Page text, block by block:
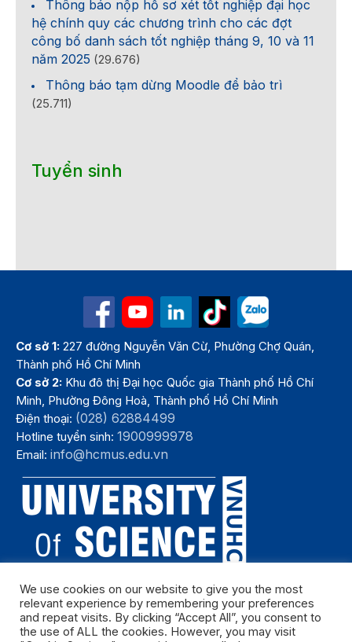
Thông báo nộp hồ sơ xét tốt nghiệp đại học
hệ chính quy các chương trình cho các đợt
công bố danh sách tốt nghiệp tháng 9, 10 và 11
năm 2025 (29.676)
Thông báo tạm dừng Moodle để bảo trì
(25.711)
Tuyển sinh
Cơ sở 1: 227 đường Nguyễn Văn Cừ, Phường Chợ Quán,
Thành phố Hồ Chí Minh
Cơ sở 2: Khu đô thị Đại học Quốc gia Thành phố Hồ Chí
Minh, Phường Đông Hoà, Thành phố Hồ Chí Minh
Điện thoại: (028) 62884499
Hotline tuyển sinh:1900999978
Email:info@hcmus.edu.vn
Bản quyền thuộc Trường Đại học Khoa học tự nhiên, Đại học Quốc
We use cookies on our website to give you the most
relevant experience by remembering your preferences
and repeat visits. By clicking “Accept All”, you consent to
the use of ALL the cookies. However, you may visit